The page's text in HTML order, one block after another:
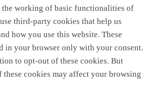
the working of basic functionalities of
third-party cookies that help us
how you use this website. These
in your browser only with your consent.
to opt-out of these cookies. But
these cookies may affect your browsing